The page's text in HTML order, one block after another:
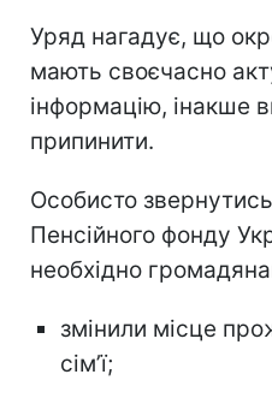
Уряд нагадує, що
мають своєчасно
інформацію, інакше
припинити.
Особисто
Пенсійного фонду
необхідно
змінили місце
сімʼї;